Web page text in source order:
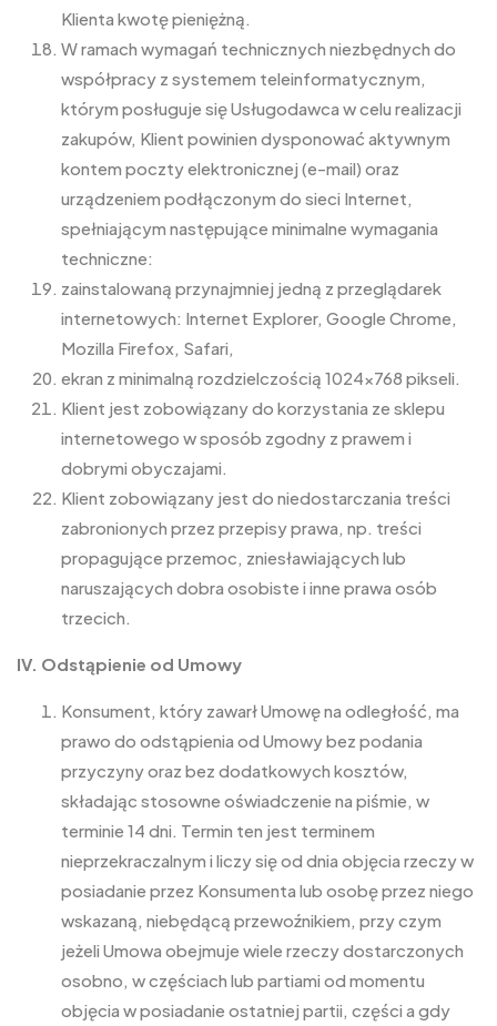
Klienta kwotę pieniężną.
W ramach wymagań technicznych niezbędnych do
współpracy z systemem teleinformatycznym,
którym posługuje się Usługodawca w celu realizacji
zakupów, Klient powinien dysponować aktywnym
kontem poczty elektronicznej (e-mail) oraz
urządzeniem podłączonym do sieci Internet,
spełniającym następujące minimalne wymagania
techniczne:
zainstalowaną przynajmniej jedną z przeglądarek
internetowych: Internet Explorer, Google Chrome,
Mozilla Firefox, Safari,
ekran z minimalną rozdzielczością 1024×768 pikseli.
Klient jest zobowiązany do korzystania ze sklepu
internetowego w sposób zgodny z prawem i
dobrymi obyczajami.
Klient zobowiązany jest do niedostarczania treści
zabronionych przez przepisy prawa, np. treści
propagujące przemoc, zniesławiających lub
naruszających dobra osobiste i inne prawa osób
trzecich.
IV. Odstąpienie od Umowy
Konsument, który zawarł Umowę na odległość, ma
prawo do odstąpienia od Umowy bez podania
przyczyny oraz bez dodatkowych kosztów,
składając stosowne oświadczenie na piśmie, w
terminie 14 dni. Termin ten jest terminem
nieprzekraczalnym i liczy się od dnia objęcia rzeczy w
posiadanie przez Konsumenta lub osobę przez niego
wskazaną, niebędącą przewoźnikiem, przy czym
jeżeli Umowa obejmuje wiele rzeczy dostarczonych
osobno, w częściach lub partiami od momentu
objęcia w posiadanie ostatniej partii, części a gdy